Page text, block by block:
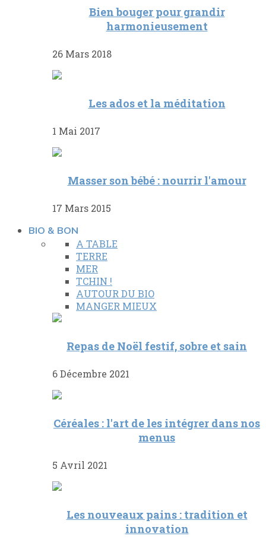
Bien bouger pour grandir
harmonieusement
26 Mars 2018
Les ados et la méditation
1 Mai 2017
Masser son bébé : nourrir l'amour
17 Mars 2015
BIO & BON
A TABLE
TERRE
MER
TCHIN !
AUTOUR DU BIO
MANGER MIEUX
Repas de Noël festif, sobre et sain
6 Décembre 2021
Céréales : l'art de les intégrer dans nos
menus
5 Avril 2021
Les nouveaux pains : tradition et
innovation